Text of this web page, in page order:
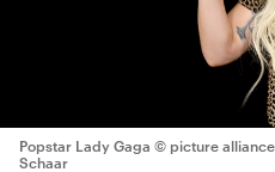
Popstar Lady Gaga © picture
Schaar